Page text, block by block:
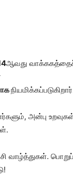
ஆவது
அன்பு
வாழ்த்துகள்.